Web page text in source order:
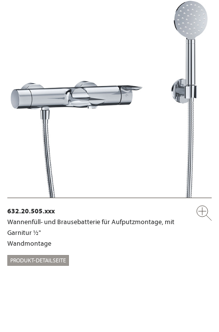
632.20.505.xxx
Wannenfüll- und Brausebatterie für Aufputzmontage, mit
Garnitur ½"
Wandmontage
PRODUKT-DETAILSEITE